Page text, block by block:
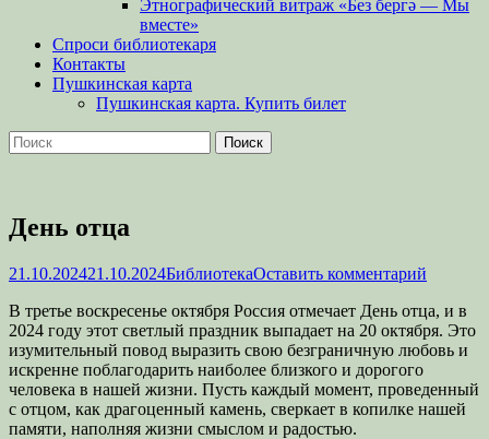
Этнографический витраж «Без бергə — Мы
вместе»
Спроси библиотекаря
Контакты
Пушкинская карта
Пушкинская карта. Купить билет
Поиск
Найти:
День отца
Опубликовано
21.10.202421.10.2024Автор
БиблиотекаОставить комментарий
В третье воскресенье октября Россия отмечает День отца, и в
2024 году этот светлый праздник выпадает на 20 октября. Это
изумительный повод выразить свою безграничную любовь и
искренне поблагодарить наиболее близкого и дорогого
человека в нашей жизни. Пусть каждый момент, проведенный
с отцом, как драгоценный камень, сверкает в копилке нашей
памяти, наполняя жизни смыслом и радостью.